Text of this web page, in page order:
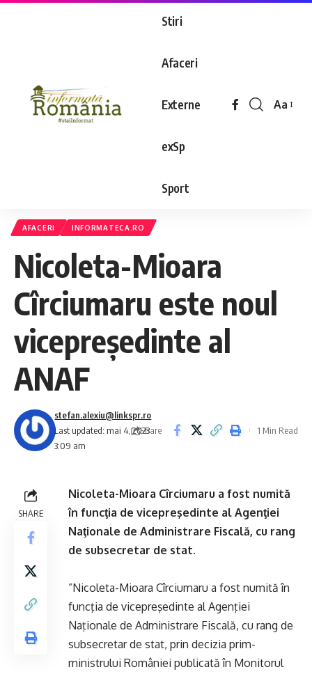
Stiri
Afaceri
Externe
exSp
Sport
Aa
AFACERI INFORMATECA.RO
Nicoleta-Mioara
Cîrciumaru este noul
vicepreşedinte al
ANAF
Last updated: mai 4, 2023
3:09 am
stefan.alexiu@linkspr.ro
Share
1 Min Read
SHARE
Nicoleta-Mioara Cîrciumaru a fost numită
în funcţia de vicepreşedinte al Agenţiei
Naţionale de Administrare Fiscală, cu rang
de subsecretar de stat.
”Nicoleta-Mioara Cîrciumaru a fost numită în
funcţia de vicepreşedinte al Agenţiei
Naţionale de Administrare Fiscală, cu rang de
subsecretar de stat, prin decizia prim-
ministrului României publicată în Monitorul